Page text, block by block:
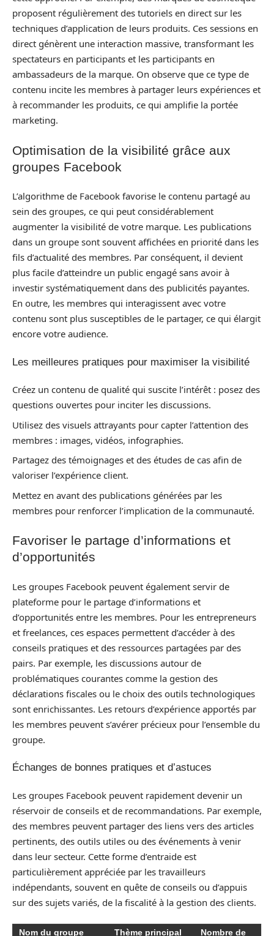
proposent régulièrement des tutoriels en direct sur les
techniques d’application de leurs produits. Ces sessions en
direct génèrent une interaction massive, transformant les
spectateurs en participants et les participants en
ambassadeurs de la marque. On observe que ce type de
contenu incite les membres à partager leurs expériences et
à recommander les produits, ce qui amplifie la portée
marketing.
Optimisation de la visibilité grâce aux
groupes Facebook
L’algorithme de Facebook favorise le contenu partagé au
sein des groupes, ce qui peut considérablement
augmenter la visibilité de votre marque. Les publications
dans un groupe sont souvent affichées en priorité dans les
fils d’actualité des membres. Par conséquent, il devient
plus facile d’atteindre un public engagé sans avoir à
investir systématiquement dans des publicités payantes.
En outre, les membres qui interagissent avec votre
contenu sont plus susceptibles de le partager, ce qui élargit
encore votre audience.
Les meilleures pratiques pour maximiser la visibilité
Créez un contenu de qualité qui suscite l’intérêt : posez des
questions ouvertes pour inciter les discussions.
Utilisez des visuels attrayants pour capter l’attention des
membres : images, vidéos, infographies.
Partagez des témoignages et des études de cas afin de
valoriser l’expérience client.
Mettez en avant des publications générées par les
membres pour renforcer l’implication de la communauté.
Favoriser le partage d’informations et
d’opportunités
Les groupes Facebook peuvent également servir de
plateforme pour le partage d’informations et
d’opportunités entre les membres. Pour les entrepreneurs
et freelances, ces espaces permettent d’accéder à des
conseils pratiques et des ressources partagées par des
pairs. Par exemple, les discussions autour de
problématiques courantes comme la gestion des
déclarations fiscales ou le choix des outils technologiques
sont enrichissantes. Les retours d’expérience apportés par
les membres peuvent s’avérer précieux pour l’ensemble du
groupe.
Échanges de bonnes pratiques et d’astuces
Les groupes Facebook peuvent rapidement devenir un
réservoir de conseils et de recommandations. Par exemple,
des membres peuvent partager des liens vers des articles
pertinents, des outils utiles ou des événements à venir
dans leur secteur. Cette forme d’entraide est
particulièrement appréciée par les travailleurs
indépendants, souvent en quête de conseils ou d’appuis
sur des sujets variés, de la fiscalité à la gestion des clients.
Nom du groupe Thème principal Nombre de